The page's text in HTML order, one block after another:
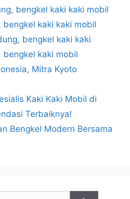
, bengkel kaki kaki mobil
bengkel kaki kaki mobil
, bengkel kaki kaki
bengkel kaki mobil
, Mitra Kyoto
Kaki Kaki Mobil di
Terbaiknya!
Bengkel Modern Bersama